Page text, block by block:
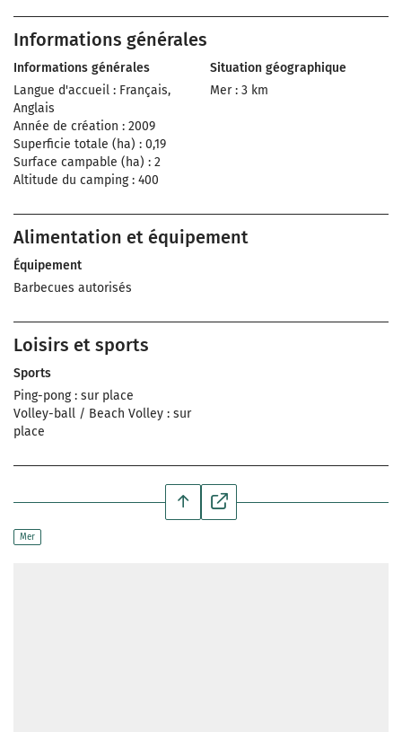
Informations générales
Informations générales
Langue d'accueil : Français,
Anglais
Année de création : 2009
Superficie totale (ha) : 0,19
Surface campable (ha) : 2
Altitude du camping : 400
Situation géographique
Mer : 3 km
Alimentation et équipement
Équipement
Barbecues autorisés
Loisirs et sports
Sports
Ping-pong : sur place
Volley-ball / Beach Volley : sur
place
Mer